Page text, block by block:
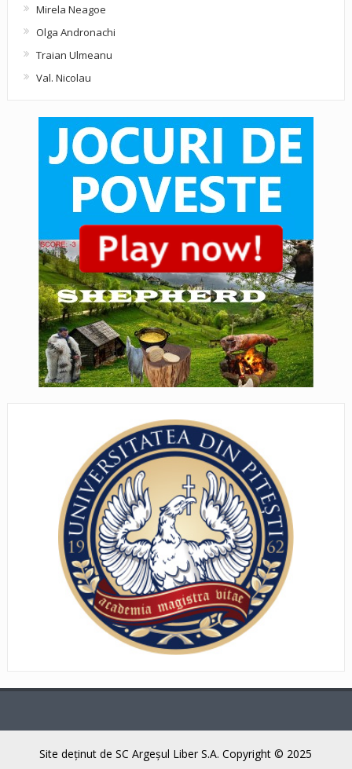
Mirela Neagoe
Olga Andronachi
Traian Ulmeanu
Val. Nicolau
Site deţinut de SC Argeşul Liber S.A. Copyright © 2025